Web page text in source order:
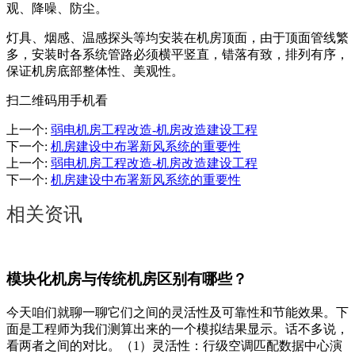
观、降噪、防尘。
灯具、烟感、温感探头等均安装在机房顶面，由于顶面管线繁
多，安装时各系统管路必须横平竖直，错落有致，排列有序，
保证机房底部整体性、美观性。
扫二维码用手机看
上一个: 弱电机房工程改造-机房改造建设工程
下一个: 机房建设中布署新风系统的重要性
上一个: 弱电机房工程改造-机房改造建设工程
下一个: 机房建设中布署新风系统的重要性
相关资讯
模块化机房与传统机房区别有哪些？
今天咱们就聊一聊它们之间的灵活性及可靠性和节能效果。下
面是工程师为我们测算出来的一个模拟结果显示。话不多说，
看两者之间的对比。（1）灵活性：行级空调匹配数据中心演